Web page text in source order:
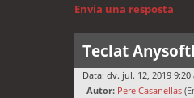
Envia una resposta
Teclat
Data: dv. jul. 12, 2019 9:20
Autor: Pere Casanellas